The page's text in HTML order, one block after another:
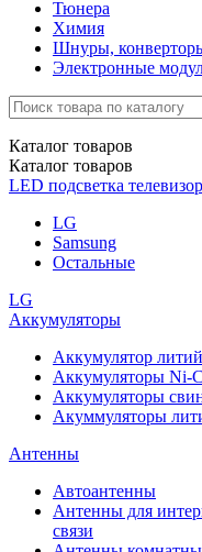
Тюнера
Химия
Шнуры,
Электронные
Каталог товаров
Каталог товаров
LED подсветка
LG
Samsung
Остальные
LG
Аккумуляторы
Аккумулятор
Аккумуляторы Ni-
Аккумуляторы
Акуммуляторы
Антенны
Автоантенны
Антенны для
связи